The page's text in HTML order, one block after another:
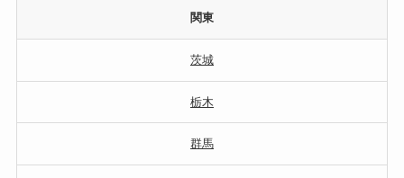
関東
茨城
栃木
群馬